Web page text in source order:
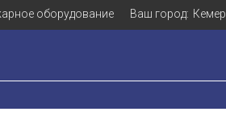
оборудование Ваш город: